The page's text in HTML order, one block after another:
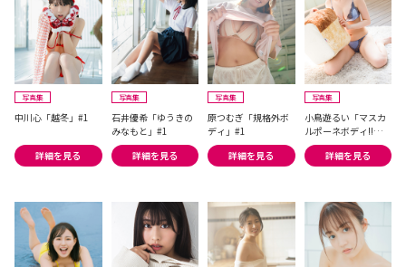
写真集
中川心「越冬」#1
詳細を見る
写真集
石井優希「ゆうきの
みなもと」#1
詳細を見る
写真集
原つむぎ「規格外ボ
ディ」#1
詳細を見る
写真集
小鳥遊るい「マスカ
ルポーネボディ!!」
#1
詳細を見る